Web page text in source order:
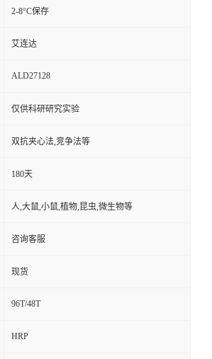
2-8°C保存
艾连达
ALD27128
仅供科研研究实验
双抗夹心法,竞争法等
180天
人,大鼠,小鼠,植物,昆虫,微生物等
咨询客服
现货
96T/48T
HRP